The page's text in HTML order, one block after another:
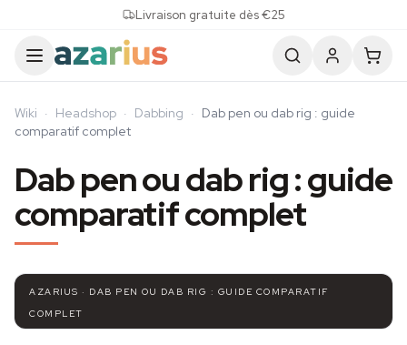
Livraison gratuite dès €25
Wiki · Headshop · Dabbing · Dab pen ou dab rig : guide
comparatif complet
Dab pen ou dab rig : guide
comparatif complet
AZARIUS · DAB PEN OU DAB RIG : GUIDE COMPARATIF
COMPLET